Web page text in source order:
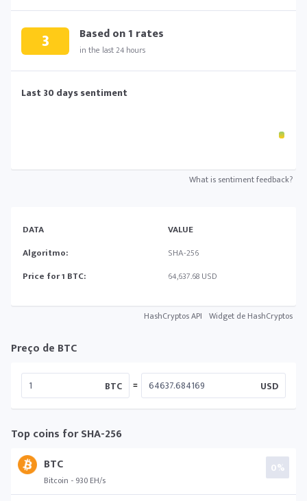
3 Based on1 rates
in the last 24 hours
Last 30 days sentiment
What is sentiment feedback?
DATA
VALUE
Algoritmo:
SHA-256
Price for 1 BTC:
64,637.68 USD
HashCryptos API Widget de HashCryptos
Preço de BTC
BTC = USD
Top coins for SHA-256
BTC
Bitcoin - 930 EH/s
0%